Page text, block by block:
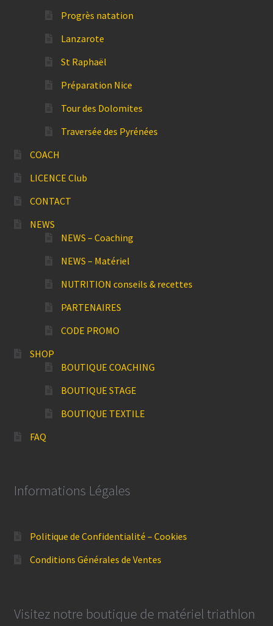
Progrès natation
Lanzarote
St Raphaël
Préparation Nice
Tour des Dolomites
Traversée des Pyrénées
COACH
LICENCE Club
CONTACT
NEWS
NEWS – Coaching
NEWS – Matériel
NUTRITION conseils & recettes
PARTENAIRES
CODE PROMO
SHOP
BOUTIQUE COACHING
BOUTIQUE STAGE
BOUTIQUE TEXTILE
FAQ
Informations Légales
Politique de Confidentialité – Cookies
Conditions Générales de Ventes
Visitez notre boutique de matériel triathlon